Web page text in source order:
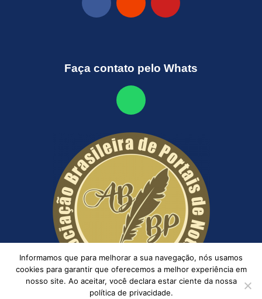
Faça contato pelo Whats
Informamos que para melhorar a sua navegação, nós usamos
cookies para garantir que oferecemos a melhor experiência em
nosso site. Ao aceitar, você declara estar ciente da nossa
política de privacidade.